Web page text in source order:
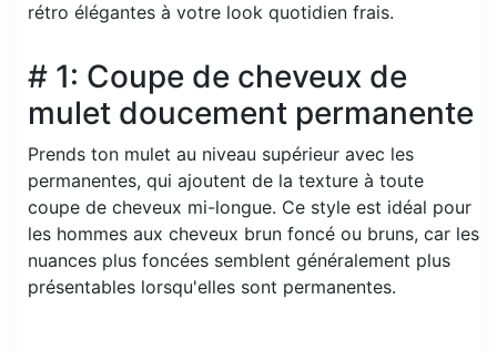
rétro élégantes à votre look quotidien frais.
# 1: Coupe de cheveux de
mulet doucement permanente
Prends ton mulet au niveau supérieur avec les
permanentes, qui ajoutent de la texture à toute
coupe de cheveux mi-longue. Ce style est idéal pour
les hommes aux cheveux brun foncé ou bruns, car les
nuances plus foncées semblent généralement plus
présentables lorsqu'elles sont permanentes.